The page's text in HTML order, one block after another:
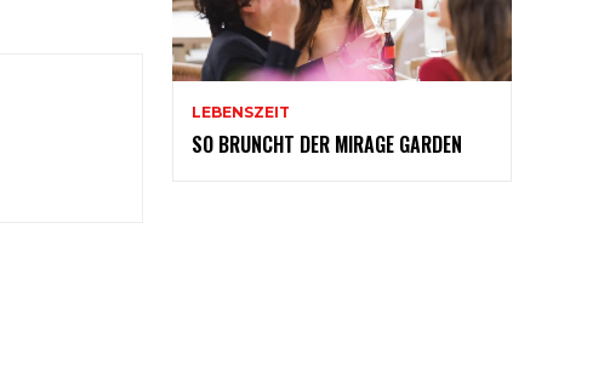
LEBENSZEIT
SO BRUNCHT DER MIRAGE GARDEN